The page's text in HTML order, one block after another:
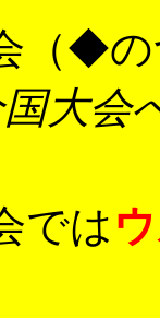
（◆
大会
では